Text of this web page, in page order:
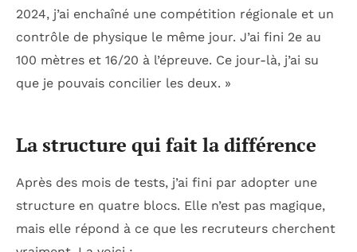
2024, j’ai enchaîné une compétition régionale et un
contrôle de physique le même jour. J’ai fini 2e au
100 mètres et 16/20 à l’épreuve. Ce jour-là, j’ai su
que je pouvais concilier les deux. »
La structure qui fait la différence
Après des mois de tests, j’ai fini par adopter une
structure en quatre blocs. Elle n’est pas magique,
mais elle répond à ce que les recruteurs cherchent